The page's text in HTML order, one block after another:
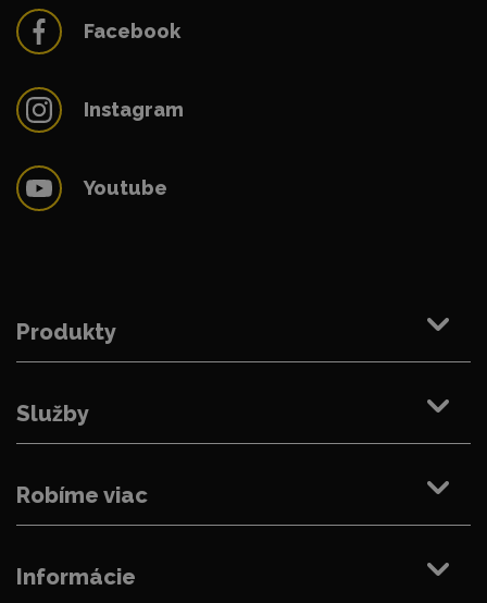
Facebook
Instagram
Youtube
Produkty
Služby
Robíme viac
Informácie